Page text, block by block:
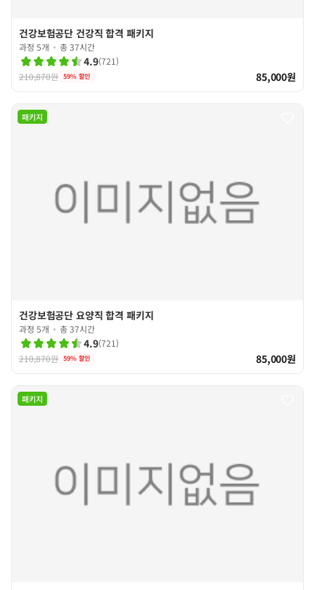
건강보험공단 건강직 합격 패키지
과정 5개 총 37시간
4.9(721)
210,870원 59% 할인 85,000원
패키지
건강보험공단 요양직 합격 패키지
과정 5개 총 37시간
4.9(721)
210,870원 59% 할인 85,000원
패키지